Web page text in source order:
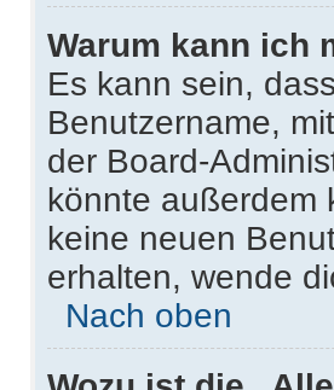
Warum kann ich
Es kann sein,
Benutzername,
der Board-
könnte außerdem
keine neuen
erhalten, wende
Nach oben